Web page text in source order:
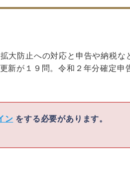
大防止への対応と申告や納税な
新が１９問。令和２年分確定申
ン をする必要があります。